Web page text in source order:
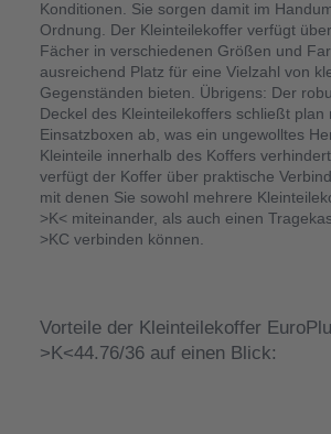
Konditionen. Sie sorgen damit im
Ordnung. Der Kleinteilekoffer verfügt
Fächer in verschiedenen Größen und
ausreichend Platz für eine Vielzahl von
Gegenständen bieten. Übrigens: Der
Deckel des Kleinteilekoffers schließt plan
Einsatzboxen ab, was ein ungewolltes
Kleinteile innerhalb des Koffers
verfügt der Koffer über praktische
mit denen Sie sowohl mehrere
>K< miteinander, als auch einen
>KC verbinden können.
Vorteile der Kleinteilekoffer
>K<44.76/36 auf einen Blick: